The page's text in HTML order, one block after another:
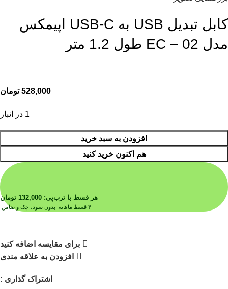
کابل تبدیل USB به USB-C اپیمکس
مدل EC – 02 طول 1.2 متر
528,000 تومان
1 در انبار
افزودن به سبد خرید
هم اکنون خرید کنید
هر قسط با ترب‌پی: 132,000 تومان
۴ قسط ماهانه. بدون سود، چک و ضامن.
برای مقایسه اضافه کنید
افزودن به علاقه مندی
اشتراک گذاری :